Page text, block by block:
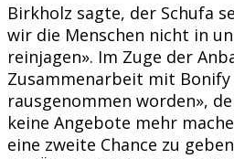
Birkholz sagte, der Schufa
wir die Menschen nicht in
reinjagen». Im Zuge der
Zusammenarbeit mit
rausgenommen worden»,
keine Angebote mehr
eine zweite Chance zu